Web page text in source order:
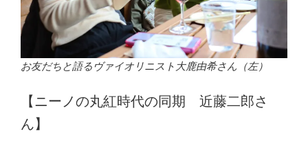
お友だちと語るヴァイオリニスト大鹿由希さん（左）
【ニーノの丸紅時代の同期 近藤二郎さ
ん】